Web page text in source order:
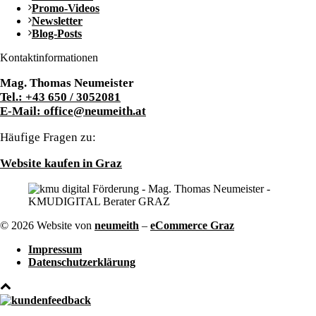
Promo-Videos
Newsletter
Blog-Posts
Kontaktinformationen
Mag. Thomas Neumeister
Tel.: +43 650 / 3052081
E-Mail: office@neumeith.at
Häufige Fragen zu:
Website kaufen in Graz
© 2026 Website von neumeith – eCommerce Graz
Impressum
Datenschutzerklärung